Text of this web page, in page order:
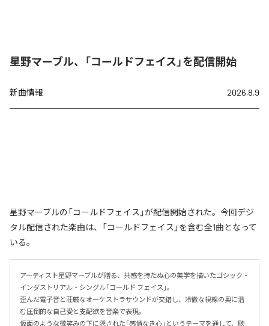
星野マーブル、「コールドフェイス」を配信開始
新曲情報 2026.8.9
星野マーブルの「コールドフェイス」が配信開始された。今回デジ
タル配信された楽曲は、「コールドフェイス」を含む全1曲となって
いる。
アーティスト星野マーブルが贈る、共感を持たぬ心の美学を描いたゴシック・
インダストリアル・シングル「コールド フェイス」。
歪んだ電子音と荘厳なオーケストラサウンドが交錯し、冷徹な視線の奥に潜
む圧倒的な自己愛と支配欲を音楽で表現。
仮面のような微笑みの下に隠された「感情なき心」というテーマを通して、聴